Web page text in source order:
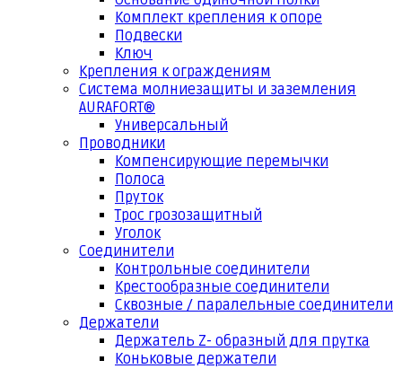
Комплект крепления к опоре
Подвески
Ключ
Крепления к ограждениям
Система молниезащиты и заземления
AURAFORT®
Универсальный
Проводники
Компенсирующие перемычки
Полоса
Пруток
Трос грозозащитный
Уголок
Соединители
Контрольные соединители
Крестообразные соединители
Сквозные / паралельные соединители
Держатели
Держатель Z- образный для прутка
Коньковые держатели